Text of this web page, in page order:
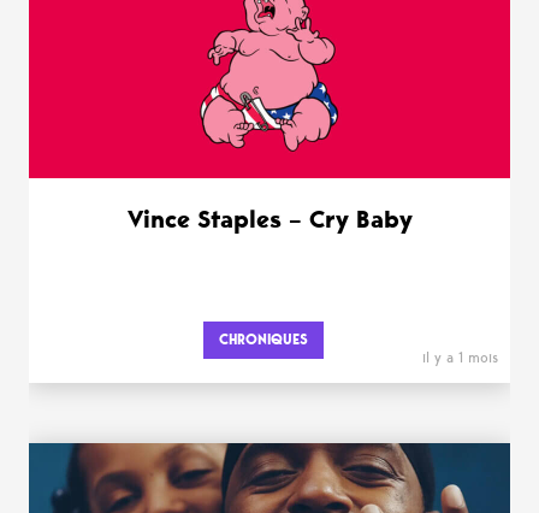
Vince Staples – Cry Baby
CHRONIQUES
il y a 1 mois